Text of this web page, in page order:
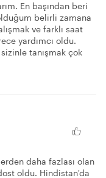
En başından beri
belirli zamana
ve farklı saat
yardımcı oldu.
tanışmak çok
daha fazlası olan
oldu. Hindistan'da